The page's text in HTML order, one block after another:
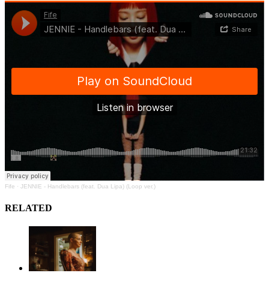
Fife · JENNIE - Handlebars (feat. Dua Lipa) (Loop ver.)
RELATED